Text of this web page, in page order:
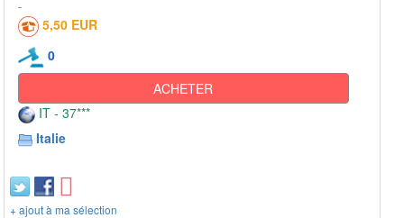
5,50 EUR
0
ACHETER
IT - 37***
Italie
+ ajout à ma sélection